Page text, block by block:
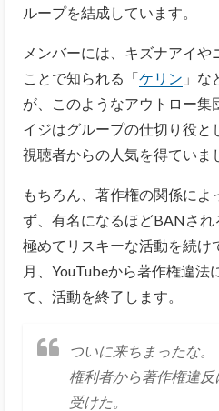
ループを結成しています。
メンバーには、キズナアイ
ことで知られる「ケリン 」
が、このようなアウトロー集
イジはグループの仕切り役と
視聴者からの人気を得ていま
もちろん、著作権の関係によ
ず、有名になるほどBANされ
極めてリスキーな活動を続け
月、YouTubeから著作権違
て、活動を終了します。
ついに来ちまったな。
権利者から著作権違
受けた。